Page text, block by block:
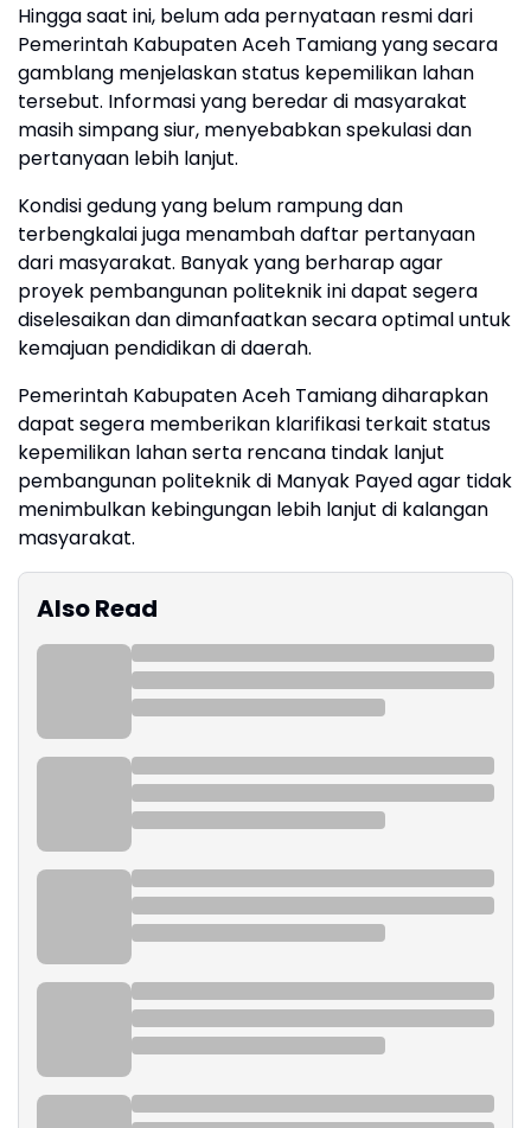
Hingga saat ini, belum ada pernyataan resmi dari
Pemerintah Kabupaten Aceh Tamiang yang secara
gamblang menjelaskan status kepemilikan lahan
tersebut. Informasi yang beredar di masyarakat
masih simpang siur, menyebabkan spekulasi dan
pertanyaan lebih lanjut.
Kondisi gedung yang belum rampung dan
terbengkalai juga menambah daftar pertanyaan
dari masyarakat. Banyak yang berharap agar
proyek pembangunan politeknik ini dapat segera
diselesaikan dan dimanfaatkan secara optimal untuk
kemajuan pendidikan di daerah.
Pemerintah Kabupaten Aceh Tamiang diharapkan
dapat segera memberikan klarifikasi terkait status
kepemilikan lahan serta rencana tindak lanjut
pembangunan politeknik di Manyak Payed agar tidak
menimbulkan kebingungan lebih lanjut di kalangan
masyarakat.
Also Read